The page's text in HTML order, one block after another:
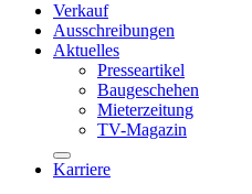
Verkauf
Ausschreibungen
Aktuelles
Presseartikel
Baugeschehen
Mieterzeitung
TV-Magazin
Karriere